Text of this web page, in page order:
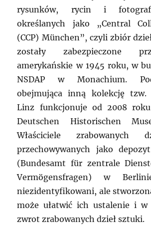
rysunków, rycin i
określanych jako „Central
(CCP) München”, czyli zbiór
zostały zabezpieczone
amerykańskie w 1945 roku, w
NSDAP w Monachium.
obejmująca inną kolekcję tzw.
Linz funkcjonuje od 2008
Deutschen Historischen
Właściciele zrabowanych
przechowywanych jako
(Bundesamt für zentrale
Vermögensfragen) w
niezidentyfikowani, ale
może ułatwić ich ustalenie i w
zwrot zrabowanych dzieł sztuki.